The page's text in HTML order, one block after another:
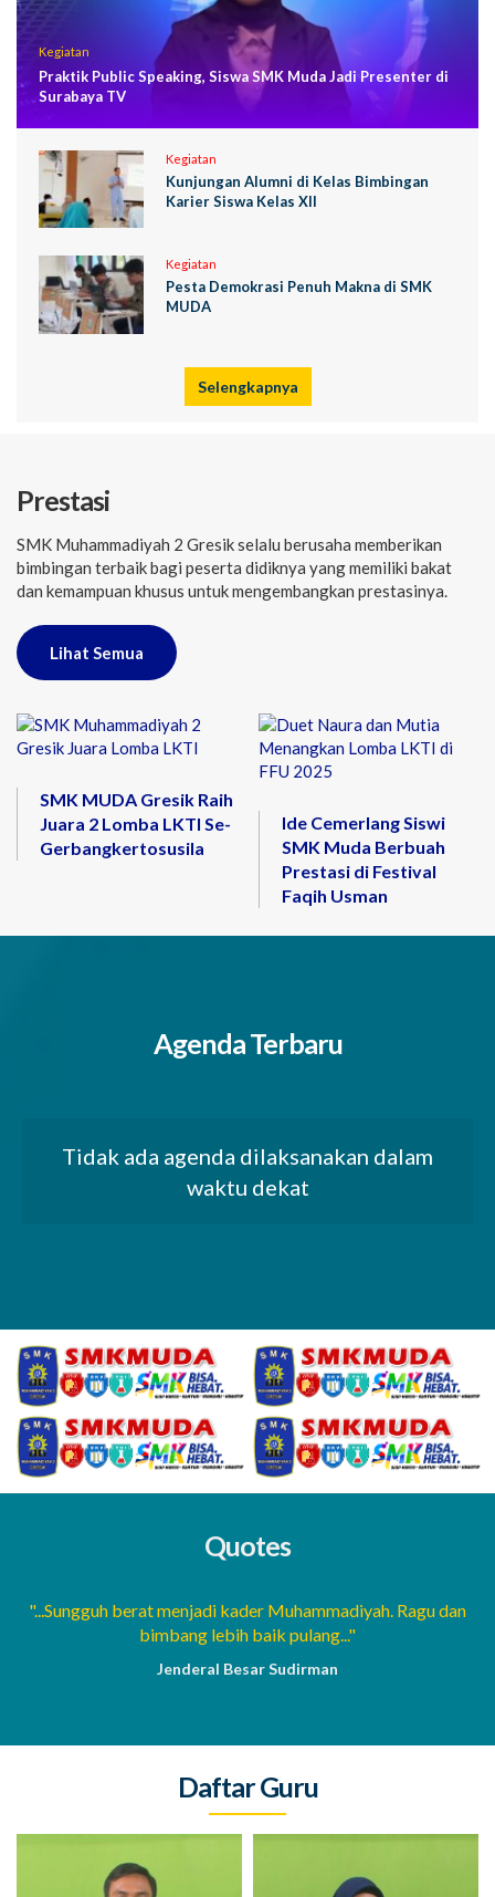
Kegiatan
Praktik Public Speaking, Siswa SMK Muda Jadi Presenter di
Surabaya TV
Kegiatan
Kunjungan Alumni di Kelas Bimbingan
Karier Siswa Kelas XII
Kegiatan
Pesta Demokrasi Penuh Makna di SMK
MUDA
Selengkapnya
Prestasi
SMK Muhammadiyah 2 Gresik selalu berusaha memberikan
bimbingan terbaik bagi peserta didiknya yang memiliki bakat
dan kemampuan khusus untuk mengembangkan prestasinya.
Lihat Semua
SMK MUDA Gresik Raih
Juara 2 Lomba LKTI Se-
Gerbangkertosusila
Ide Cemerlang Siswi
SMK Muda Berbuah
Prestasi di Festival
Faqih Usman
Agenda Terbaru
Tidak ada agenda dilaksanakan dalam
waktu dekat
Quotes
"...Sungguh berat menjadi kader Muhammadiyah. Ragu dan
bimbang lebih baik pulang..."
Jenderal Besar Sudirman
Daftar Guru